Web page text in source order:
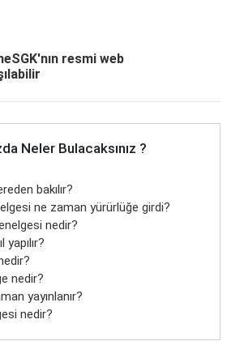
resmi web
Neler Bulacaksınız ?
bakılır?
ne zaman yürürlüğe girdi?
nedir?
nedir?
yayınlanır?
nedir?